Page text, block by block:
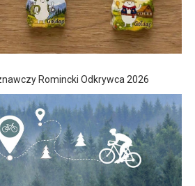
Romincki Odkrywca 2026